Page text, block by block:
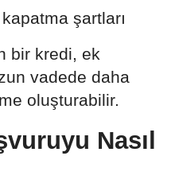
şartları
bir kredi, ek
vadede daha
oluşturabilir.
Nasıl